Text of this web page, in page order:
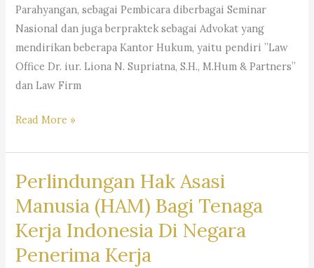
Parahyangan, sebagai Pembicara diberbagai Seminar
Nasional dan juga berpraktek sebagai Advokat yang
mendirikan beberapa Kantor Hukum, yaitu pendiri ”Law
Office Dr. iur. Liona N. Supriatna, S.H., M.Hum & Partners”
dan Law Firm
Profil
Fakultas
Hukum
Parahyangan
Read More »
Perlindungan Hak Asasi
Manusia (HAM) Bagi Tenaga
Kerja Indonesia Di Negara
Penerima Kerja